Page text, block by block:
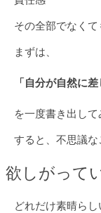
その全部でなくて
まずは、
「自分が自然に
を一度書き出して
すると、不思議な
欲しがって
どれだけ素晴らし